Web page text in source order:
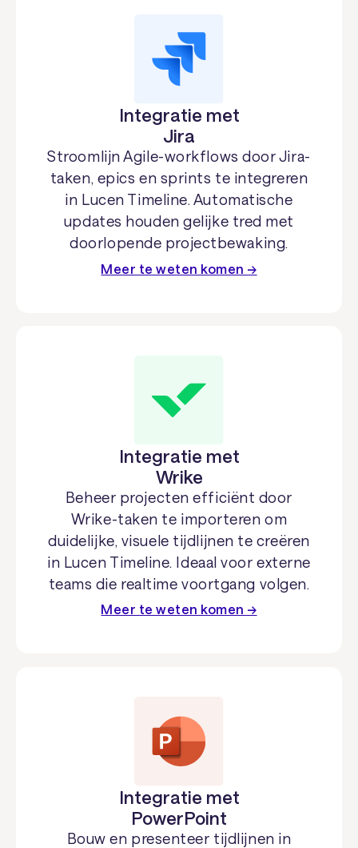
Integratie met
Jira
Stroomlijn Agile-workflows door Jira-
taken, epics en sprints te integreren
in Lucen Timeline. Automatische
updates houden gelijke tred met
doorlopende projectbewaking.
Meer te weten komen →
Integratie met
Wrike
Beheer projecten efficiënt door
Wrike-taken te importeren om
duidelijke, visuele tijdlijnen te creëren
in Lucen Timeline. Ideaal voor externe
teams die realtime voortgang volgen.
Meer te weten komen →
Integratie met
PowerPoint
Bouw en presenteer tijdlijnen in